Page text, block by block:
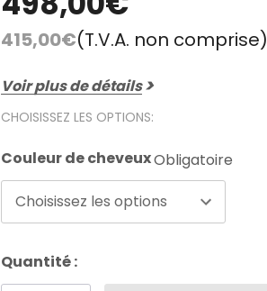
415,00€(T.V.A. non comprise)
Voir plus de détails
CHOISISSEZ LES OPTIONS:
Couleur de cheveuxObligatoire
Choisissez les options
Stock
actuel
Quantité :